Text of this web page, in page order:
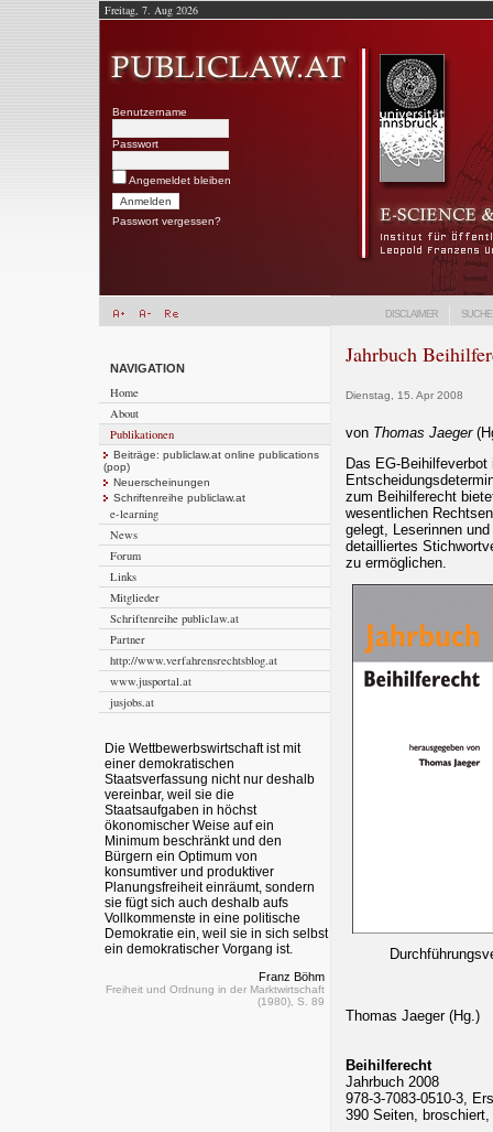
Freitag, 7. Aug 2026
Benutzername
Passwort
Angemeldet bleiben
Passwort vergessen?
DISCLAIMER SUCHE
NAVIGATION
Home
About
Publikationen
Beiträge: publiclaw.at online publications
(pop)
Neuerscheinungen
Schriftenreihe publiclaw.at
e-learning
News
Forum
Links
Mitglieder
Schriftenreihe publiclaw.at
Partner
http://www.verfahrensrechtsblog.at
www.jusportal.at
jusjobs.at
Die Wettbewerbswirtschaft ist mit
einer demokratischen
Staatsverfassung nicht nur deshalb
vereinbar, weil sie die
Staatsaufgaben in höchst
ökonomischer Weise auf ein
Minimum beschränkt und den
Bürgern ein Optimum von
konsumtiver und produktiver
Planungsfreiheit einräumt, sondern
sie fügt sich auch deshalb aufs
Vollkommenste in eine politische
Demokratie ein, weil sie in sich selbst
ein demokratischer Vorgang ist.
Franz Böhm
Freiheit und Ordnung in der Marktwirtschaft
(1980), S. 89
Jahrbuch
Dienstag, 15. Apr 2008
von Thomas Jaeger
Das EG-
zum Beihilferecht
wesentlichen
gelegt, Leserinnen
detailliertes
zu ermöglichen.
Thomas Jaeger (Hg.)
Beihilferecht
Jahrbuch 2008
978-3-7083-0510-3,
390 Seiten, broschiert,